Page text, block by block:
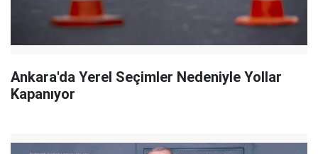
Ankara'da Yerel Seçimler Nedeniyle Yollar
Kapanıyor